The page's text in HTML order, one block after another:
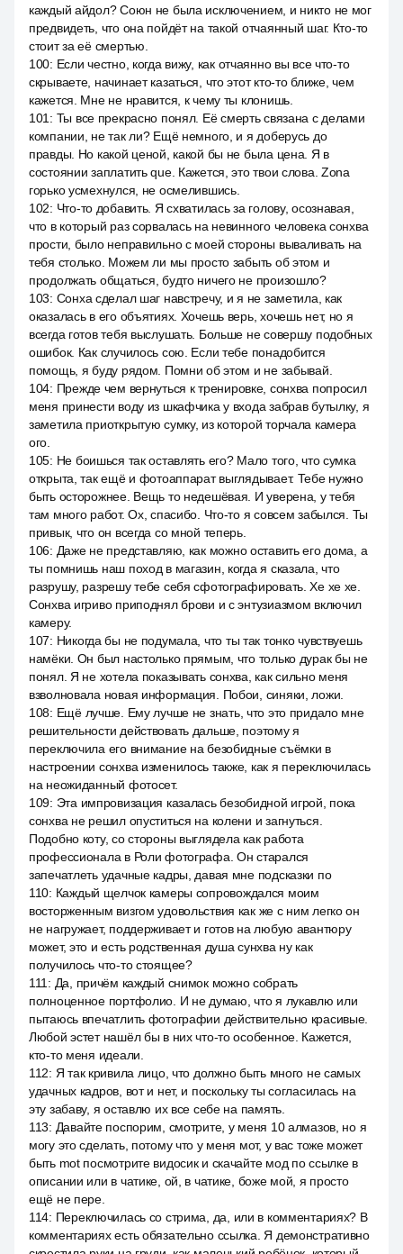
каждый айдол? Союн не была исключением, и никто не мог
предвидеть, что она пойдёт на такой отчаянный шаг. Кто-то
стоит за её смертью.
100: Если честно, когда вижу, как отчаянно вы все что-то
скрываете, начинает казаться, что этот кто-то ближе, чем
кажется. Мне не нравится, к чему ты клонишь.
101 : Ты все прекрасно понял. Её смерть связана с делами
компании, не так ли? Ещё немного, и я доберусь до
правды. Но какой ценой, какой бы не была цена. Я в
состоянии заплатить que. Кажется, это твои слова. Zona
горько усмехнулся, не осмелившись.
102: Что-то добавить. Я схватилась за голову, осознавая,
что в который раз сорвалась на невинного человека сонхва
прости, было неправильно с моей стороны вываливать на
тебя столько. Можем ли мы просто забыть об этом и
продолжать общаться, будто ничего не произошло?
103: Сонха сделал шаг навстречу, и я не заметила, как
оказалась в его объятиях. Хочешь верь, хочешь нет, но я
всегда готов тебя выслушать. Больше не совершу подобных
ошибок. Как случилось сою. Если тебе понадобится
помощь, я буду рядом. Помни об этом и не забывай.
104: Прежде чем вернуться к тренировке, сонхва попросил
меня принести воду из шкафчика у входа забрав бутылку, я
заметила приоткрытую сумку, из которой торчала камера
ого.
105: Не боишься так оставлять его? Мало того, что сумка
открыта, так ещё и фотоаппарат выглядывает. Тебе нужно
быть осторожнее. Вещь то недешёвая. И уверена, у тебя
там много работ. Ох, спасибо. Что-то я совсем забылся. Ты
привык, что он всегда со мной теперь.
106: Даже не представляю, как можно оставить его дома, а
ты помнишь наш поход в магазин, когда я сказала, что
разрушу, разрешу тебе себя сфотографировать. Хе хе хе.
Сонхва игриво приподнял брови и с энтузиазмом включил
камеру.
107: Никогда бы не подумала, что ты так тонко чувствуешь
намёки. Он был настолько прямым, что только дурак бы не
понял. Я не хотела показывать сонхва, как сильно меня
взволновала новая информация. Побои, синяки, ложи.
108: Ещё лучше. Ему лучше не знать, что это придало мне
решительности действовать дальше, поэтому я
переключила его внимание на безобидные съёмки в
настроении сонхва изменилось также, как я переключилась
на неожиданный фотосет.
109: Эта импровизация казалась безобидной игрой, пока
сонхва не решил опуститься на колени и загнуться.
Подобно коту, со стороны выглядела как работа
профессионала в Роли фотографа. Он старался
запечатлеть удачные кадры, давая мне подсказки по
110: Каждый щелчок камеры сопровождался моим
восторженным визгом удовольствия как же с ним легко он
не нагружает, поддерживает и готов на любую авантюру
может, это и есть родственная душа сунхва ну как
получилось что-то стоящее?
111 : Да, причём каждый снимок можно собрать
полноценное портфолио. И не думаю, что я лукавлю или
пытаюсь впечатлить фотографии действительно красивые.
Любой эстет нашёл бы в них что-то особенное. Кажется,
кто-то меня идеали.
112: Я так кривила лицо, что должно быть много не самых
удачных кадров, вот и нет, и поскольку ты согласилась на
эту забаву, я оставлю их все себе на память.
113: Давайте поспорим, смотрите, у меня 10 алмазов, но я
могу это сделать, потому что у меня мот, у вас тоже может
быть mot посмотрите видосик и скачайте мод по ссылке в
описании или в чатике, ой, в чатике, боже мой, я просто
ещё не пере.
114: Переключилась со стрима, да, или в комментариях? В
комментариях есть обязательно ссылка. Я демонстративно